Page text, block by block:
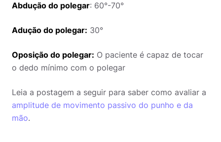
Abdução do polegar: 60°-70°
Adução do polegar: 30°
Oposição do polegar: O paciente é capaz de tocar
o dedo mínimo com o polegar
Leia a postagem a seguir para saber como avaliar a
amplitude de movimento passivo do punho e da
mão.